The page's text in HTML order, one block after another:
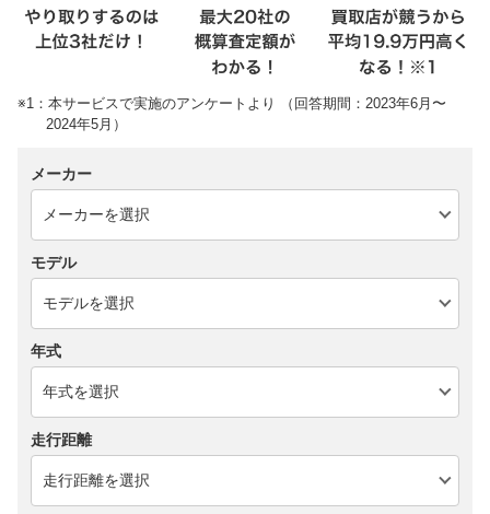
※1：本サービスで実施のアンケートより （回答期間：2023年6月〜
2024年5月）
メーカー
モデル
年式
走行距離